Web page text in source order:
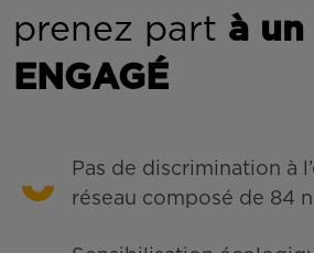
prenez part à un
ENGAGÉ
Pas de discrimination à
réseau composé de 84